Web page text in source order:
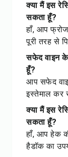
क्या मैं इस
सकता हूँ?
हाँ, आप
पूरी तरह से
सफेद वाइन
हूँ?
आप सफेद
इस्तेमाल कर
क्या मैं इस
सकता हूँ?
हाँ, आप हेक
हैडॉक का